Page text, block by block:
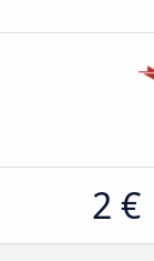
2 €